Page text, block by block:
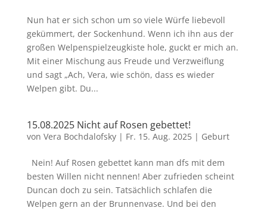
Nun hat er sich schon um so viele Würfe liebevoll
gekümmert, der Sockenhund. Wenn ich ihn aus der
großen Welpenspielzeugkiste hole, guckt er mich an.
Mit einer Mischung aus Freude und Verzweiflung
und sagt „Ach, Vera, wie schön, dass es wieder
Welpen gibt. Du...
15.08.2025 Nicht auf Rosen gebettet!
von Vera Bochdalofsky| Fr. 15. Aug. 2025| Geburt
Nein! Auf Rosen gebettet kann man dfs mit dem
besten Willen nicht nennen! Aber zufrieden scheint
Duncan doch zu sein. Tatsächlich schlafen die
Welpen gern an der Brunnenvase. Und bei den